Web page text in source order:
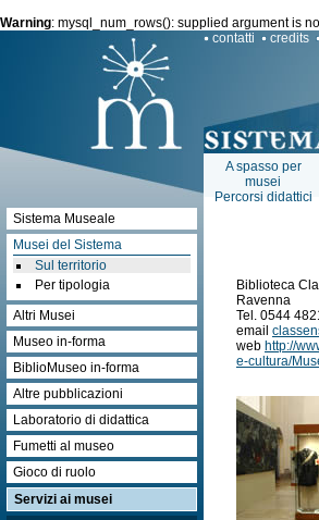
Warning: mysql_num_rows(): supplied argument is
contatti
credits
A spasso per
musei
Percorsi didattici
Biblioteca
Ravenna
Tel. 0544
email
web http://
e-cultura/
Sistema Museale
Musei del Sistema
Sul territorio
Per tipologia
Altri Musei
Museo in-forma
BiblioMuseo in-forma
Altre pubblicazioni
Laboratorio di didattica
Fumetti al museo
Gioco di ruolo
Servizi ai musei